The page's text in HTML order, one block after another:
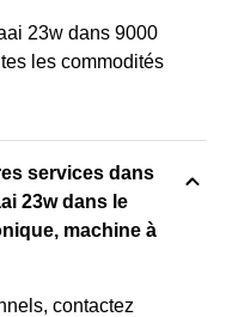
23w dans 9000
les commodités
services dans
23w dans le
machine à
contactez